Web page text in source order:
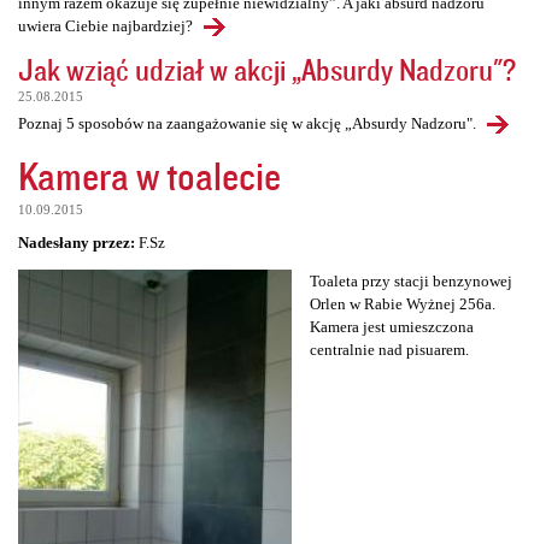
uwiera Ciebie najbardziej?
Jak wziąć udział w akcji „Absurdy Nadzoru"?
25.08.2015
Poznaj 5 sposobów na zaangażowanie się w akcję „Absurdy Nadzoru".
Kamera w toalecie
10.09.2015
Nadesłany przez: F.Sz
Toaleta przy stacji benzynowej
Orlen w Rabie Wyżnej 256a.
Kamera jest umieszczona
centralnie nad pisuarem.